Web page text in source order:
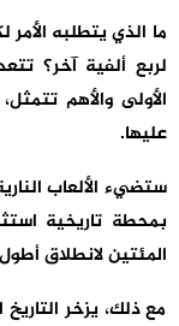
ما الذي يتطلبه
لربع ألفية آخر؟
الأولى والأهم
عليها.
ستضيء الألعاب
بمحطة تاريخية
المئتين لانطلاق
مع ذلك، يزخر التاريخ